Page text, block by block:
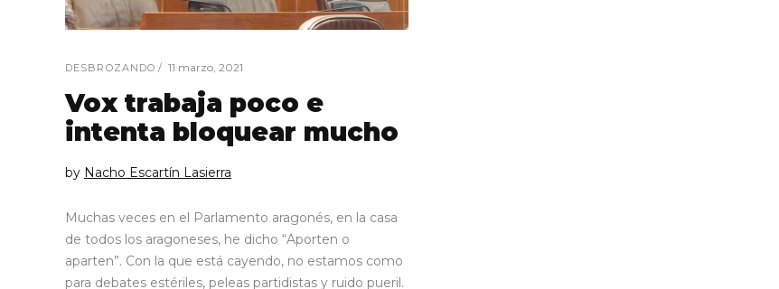
DESBROZANDO 11 marzo, 2021
Vox trabaja poco e
intenta bloquear mucho
by Nacho Escartín Lasierra
Muchas veces en el Parlamento aragonés, en la casa
de todos los aragoneses, he dicho “Aporten o
aparten”. Con la que está cayendo, no estamos como
para debates estériles, peleas partidistas y ruido pueril.